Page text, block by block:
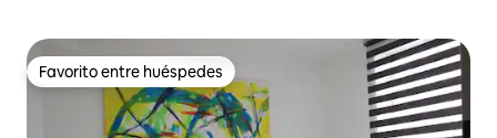
Favorito entre huéspedes
Favorito entre huéspedes